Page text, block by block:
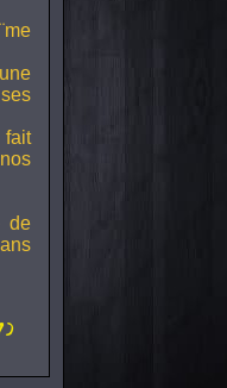
fait
de